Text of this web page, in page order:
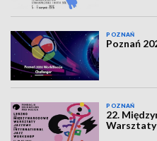
POZNAŃ
Poznań
POZNAŃ
22.
Warsztaty